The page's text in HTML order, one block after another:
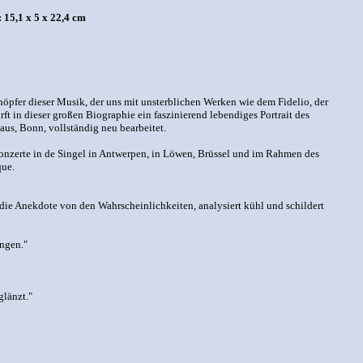
x 5 x 22,4 cm
dieser Musik, der uns mit unsterblichen Werken wie dem Fidelio, der
in dieser großen Biographie ein faszinierend lebendiges Portrait des
Bonn, vollständig neu bearbeitet.
in de Singel in Antwerpen, in Löwen, Brüssel und im Rahmen des
Anekdote von den Wahrscheinlichkeiten, analysiert kühl und schildert